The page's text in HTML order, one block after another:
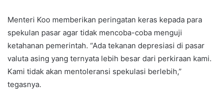
Menteri Koo memberikan peringatan keras kepada para
spekulan pasar agar tidak mencoba-coba menguji
ketahanan pemerintah. “Ada tekanan depresiasi di pasar
valuta asing yang ternyata lebih besar dari perkiraan kami.
Kami tidak akan mentoleransi spekulasi berlebih,”
tegasnya.